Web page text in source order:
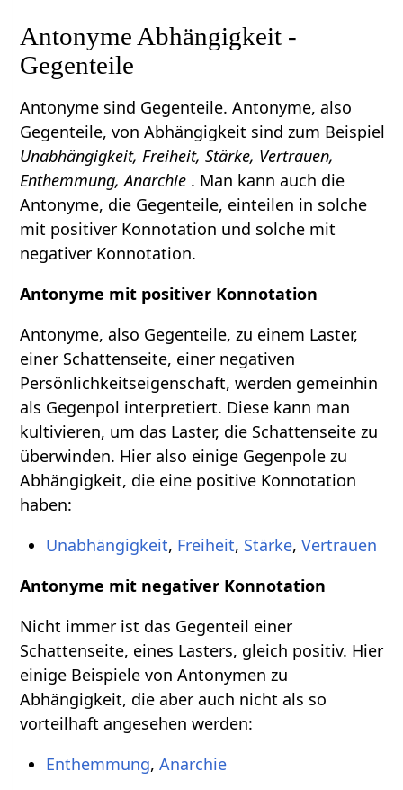
Antonyme Abhängigkeit -
Gegenteile
Antonyme sind Gegenteile. Antonyme, also
Gegenteile, von Abhängigkeit sind zum Beispiel
Unabhängigkeit, Freiheit, Stärke, Vertrauen,
Enthemmung, Anarchie . Man kann auch die
Antonyme, die Gegenteile, einteilen in solche
mit positiver Konnotation und solche mit
negativer Konnotation.
Antonyme mit positiver Konnotation
Antonyme, also Gegenteile, zu einem Laster,
einer Schattenseite, einer negativen
Persönlichkeitseigenschaft, werden gemeinhin
als Gegenpol interpretiert. Diese kann man
kultivieren, um das Laster, die Schattenseite zu
überwinden. Hier also einige Gegenpole zu
Abhängigkeit, die eine positive Konnotation
haben:
Unabhängigkeit, Freiheit, Stärke, Vertrauen
Antonyme mit negativer Konnotation
Nicht immer ist das Gegenteil einer
Schattenseite, eines Lasters, gleich positiv. Hier
einige Beispiele von Antonymen zu
Abhängigkeit, die aber auch nicht als so
vorteilhaft angesehen werden:
Enthemmung, Anarchie